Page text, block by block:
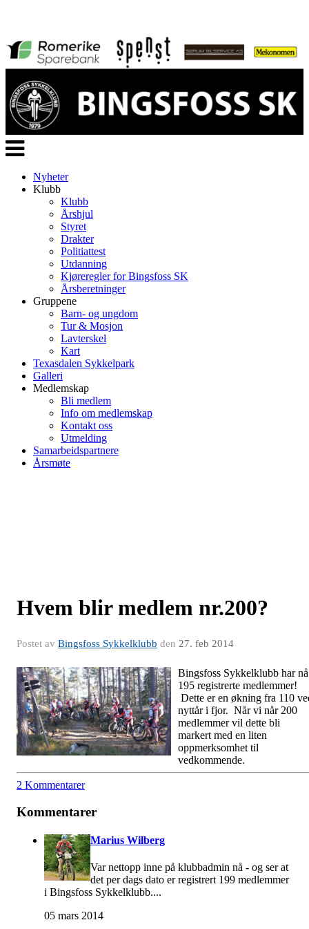
Veksle
navigasjon
Nyheter
Klubb
Klubb
Årshjul
Styret
Drakter
Politiattest
Utdanning
Kjøreregler for Bingsfoss SK
Årsberetninger
Gruppene
Barn- og ungdom
Tur & Mosjon
Lavterskel
Kart
Texasdalen Sykkelpark
Galleri
Medlemskap
Bli medlem
Info om medlemskap
Kontakt oss
Utmelding
Samarbeidspartnere
Årsmøte
Hvem blir medlem nr.200?
Postet av Bingsfoss Sykkelklubb den 27. feb 2014
Bingsfoss Sykkelklubb har nå
195 registrerte medlemmer!
Dette er en økning fra 110
nyttår i fjor. Når vi når 200
medlemmer vil dette bli
markert med en liten
oppmerksomhet til
vedkommende.
2 Kommentarer
Kommentarer
Marius Wilberg
Var nettopp inne på klubbadmin nå - og ser at
det per dags dato er registrert 199 medlemmer
i Bingsfoss Sykkelklubb....
05 mars 2014